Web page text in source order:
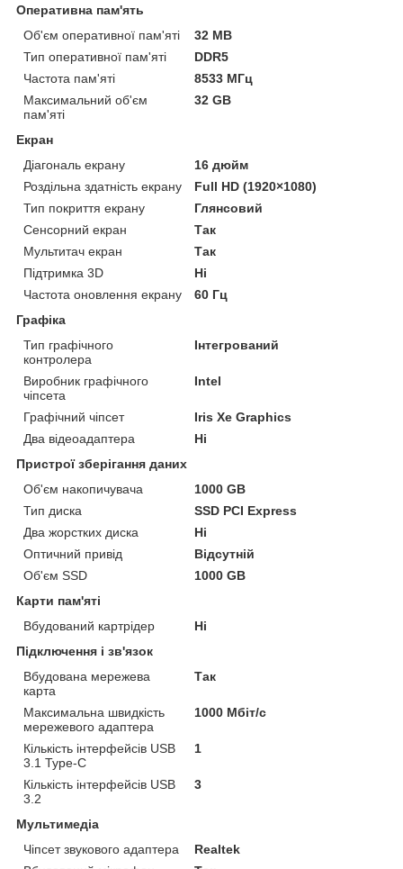
Оперативна пам'ять
Об'єм оперативної пам'яті
32 MB
Тип оперативної пам'яті
DDR5
Частота пам'яті
8533 МГц
Максимальний об'єм
пам'яті
32 GB
Екран
Діагональ екрану
16 дюйм
Роздільна здатність екрану
Full HD (1920×1080)
Тип покриття екрану
Глянсовий
Сенсорний екран
Так
Мультитач екран
Так
Підтримка 3D
Ні
Частота оновлення екрану
60 Гц
Графіка
Тип графічного
контролера
Інтегрований
Виробник графічного
чіпсета
Intel
Графічний чіпсет
Iris Xe Graphics
Два відеоадаптера
Ні
Пристрої зберігання даних
Об'єм накопичувача
1000 GB
Тип диска
SSD PCI Express
Два жорстких диска
Ні
Оптичний привід
Відсутній
Об'єм SSD
1000 GB
Карти пам'яті
Вбудований картрідер
Ні
Підключення і зв'язок
Вбудована мережева
карта
Так
Максимальна швидкість
мережевого адаптера
1000 Мбіт/с
Кількість інтерфейсів USB
3.1 Type-C
1
Кількість інтерфейсів USB
3.2
3
Мультимедіа
Чіпсет звукового адаптера
Realtek